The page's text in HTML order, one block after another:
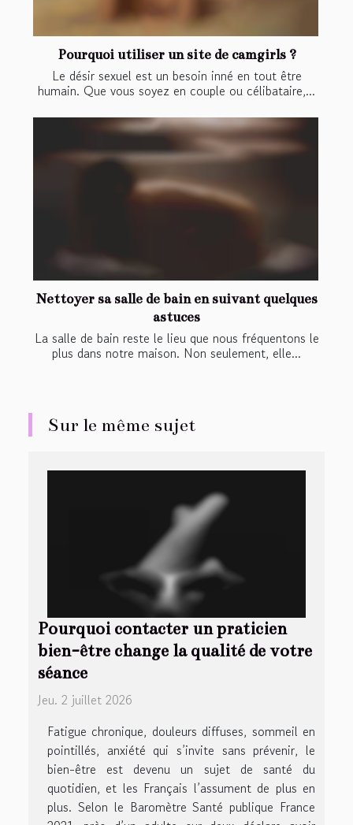
Pourquoi utiliser un site de camgirls ?
Le désir sexuel est un besoin inné en tout être
humain. Que vous soyez en couple ou célibataire,...
Nettoyer sa salle de bain en suivant quelques
astuces
La salle de bain reste le lieu que nous fréquentons le
plus dans notre maison. Non seulement, elle...
Sur le même sujet
Pourquoi contacter un praticien
bien-être change la qualité de votre
séance
Jeu. 2 juillet 2026
Fatigue chronique, douleurs diffuses, sommeil en
pointillés, anxiété qui s’invite sans prévenir, le
bien-être est devenu un sujet de santé du
quotidien, et les Français l’assument de plus en
plus. Selon le Baromètre Santé publique France